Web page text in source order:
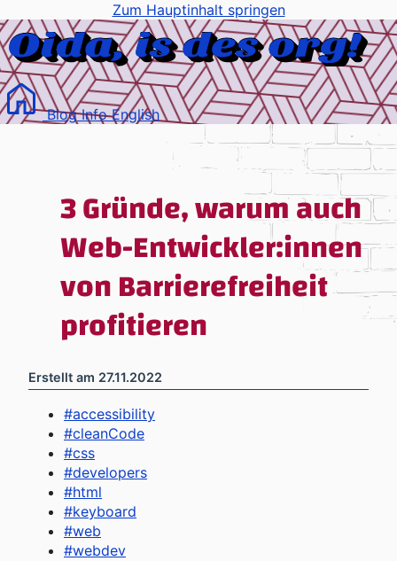
Zum Hauptinhalt springen
BlogInfoEnglish
3 Gründe, warum auch
Web-Entwickler:innen
von Barrierefreiheit
profitieren
Erstellt am 27.11.2022
#accessibility
#cleanCode
#css
#developers
#html
#keyboard
#web
#webdev